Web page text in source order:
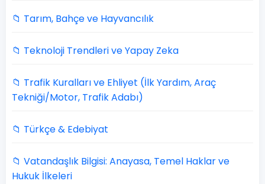
📁 Tarım, Bahçe ve Hayvancılık
📁 Teknoloji Trendleri ve Yapay Zeka
📁 Trafik Kuralları ve Ehliyet (İlk Yardım, Araç
Tekniği/Motor, Trafik Adabı)
📁 Türkçe & Edebiyat
📁 Vatandaşlık Bilgisi: Anayasa, Temel Haklar ve
Hukuk İlkeleri